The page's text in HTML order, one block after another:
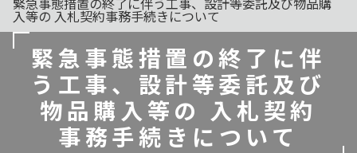
こ
入等の 入札契約事務手続きについて
緊急事態措置の終了に伴
う工事、設計等委託及び
物品購入等の 入札契約
事務手続きについて